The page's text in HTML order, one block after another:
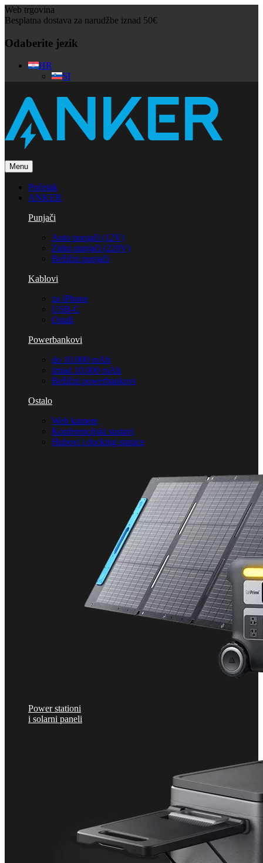
Web trgovina
Besplatna dostava za narudžbe iznad 50€
Odaberite jezik
HR
SI
Menu
Početak
ANKER
Punjači
Auto punjači (12V)
Zidni punjači (220V)
Bežični punjači
Kablovi
za iPhone
USB-C
Ostali
Powerbankovi
do 10.000 mAh
iznad 10.000 mAh
Bežični powerbankovi
Ostalo
Web kamere
Konferencijski sustavi
Hubovi i docking stanice
Power stationi
i solarni paneli